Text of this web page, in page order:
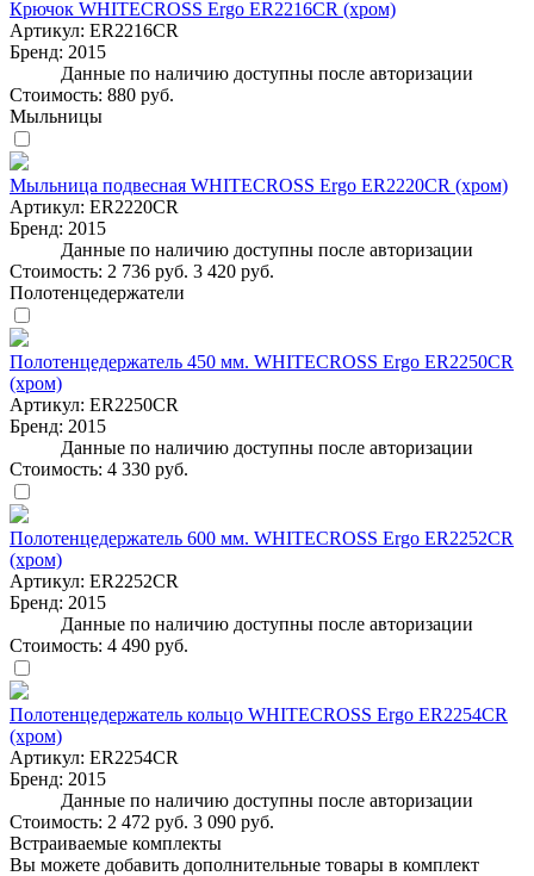
Крючок WHITECROSS Ergo ER2216CR (хром)
Артикул: ER2216CR
Бренд: 2015
Данные по наличию доступны после авторизации
Стоимость: 880 руб.
Мыльницы
Мыльница подвесная WHITECROSS Ergo ER2220CR (хром)
Артикул: ER2220CR
Бренд: 2015
Данные по наличию доступны после авторизации
Стоимость: 2 736 руб. 3 420 руб.
Полотенцедержатели
Полотенцедержатель 450 мм. WHITECROSS Ergo ER2250CR
(хром)
Артикул: ER2250CR
Бренд: 2015
Данные по наличию доступны после авторизации
Стоимость: 4 330 руб.
Полотенцедержатель 600 мм. WHITECROSS Ergo ER2252CR
(хром)
Артикул: ER2252CR
Бренд: 2015
Данные по наличию доступны после авторизации
Стоимость: 4 490 руб.
Полотенцедержатель кольцо WHITECROSS Ergo ER2254CR
(хром)
Артикул: ER2254CR
Бренд: 2015
Данные по наличию доступны после авторизации
Стоимость: 2 472 руб. 3 090 руб.
Встраиваемые комплекты
Вы можете добавить дополнительные товары в комплект